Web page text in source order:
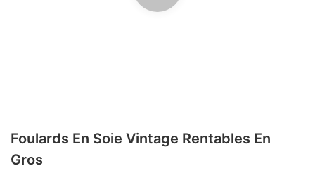
Foulards En Soie Vintage Rentables En
Gros